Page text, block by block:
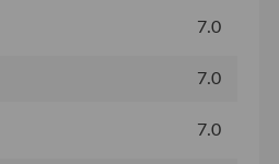
7.0
7.0
7.0